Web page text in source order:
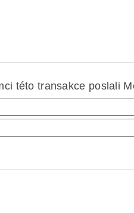
této transakce poslali